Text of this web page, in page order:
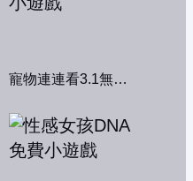
寵物連連看3.1無敵版